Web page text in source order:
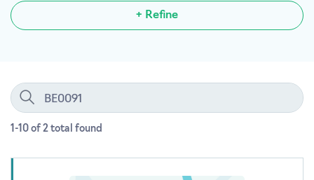
+ Refine
1-10 of 2 total found